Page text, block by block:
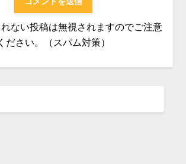
ない投稿は無視されますのでご注意
ださい。（スパム対策）